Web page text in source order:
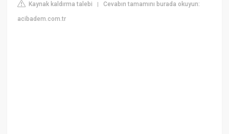
Kaynak kaldırma talebi |Cevabın tamamını burada okuyun:
acibadem.com.tr